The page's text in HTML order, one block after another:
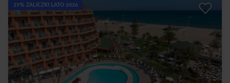
25% ZALICZKI LATO 2026